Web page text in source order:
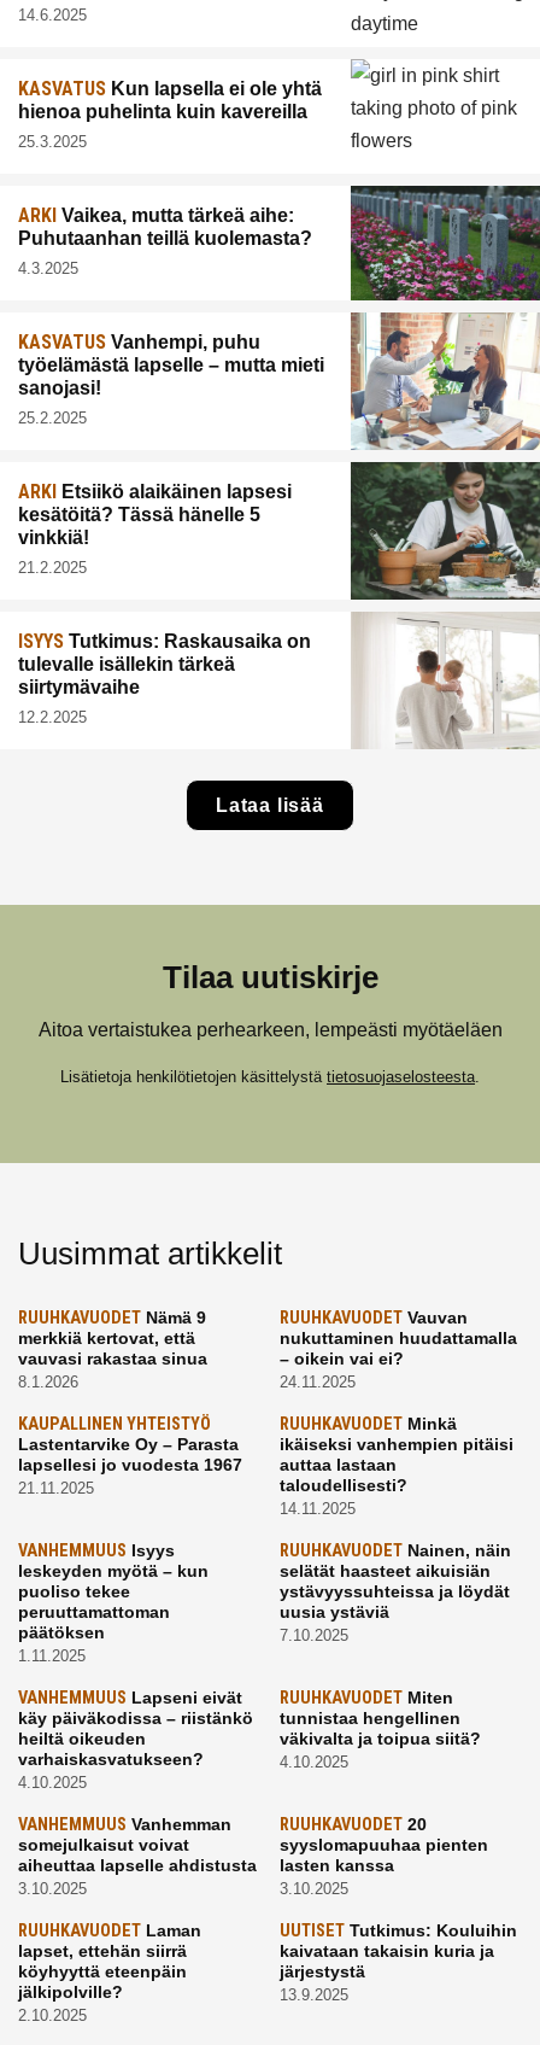
14.6.2025
KASVATUS Kun lapsella ei ole yhtä
hienoa puhelinta kuin kavereilla
25.3.2025
ARKI Vaikea, mutta tärkeä aihe:
Puhutaanhan teillä kuolemasta?
4.3.2025
KASVATUS Vanhempi, puhu
työelämästä lapselle – mutta mieti
sanojasi!
25.2.2025
ARKI
Etsiikö alaikäinen lapsesi
kesätöitä? Tässä hänelle 5
vinkkiä!
21.2.2025
ISYYS Tutkimus: Raskausaika on
tulevalle isällekin tärkeä
siirtymävaihe
12.2.2025
Lataa lisää
Tilaa uutiskirje
Aitoa vertaistukea perhearkeen, lempeästi myötäeläen
Lisätietoja henkilötietojen käsittelystä tietosuojaselosteesta
Uusimmat artikkelit
RUUHKAVUODET Nämä 9
merkkiä kertovat, että
vauvasi rakastaa sinua
8.1.2026
RUUHKAVUODETVauvan
nukuttaminen huudattamalla
– oikein vai ei?
24.11.2025
KAUPALLINEN YHTEISTYÖ
Lastentarvike Oy – Parasta
lapsellesi jo vuodesta 1967
21.11.2025
RUUHKAVUODETMinkä
ikäiseksi vanhempien pitäisi
auttaa lastaan
taloudellisesti?
14.11.2025
VANHEMMUUS Isyys
leskeyden myötä – kun
puoliso tekee
peruuttamattoman
päätöksen
1.11.2025
RUUHKAVUODETNainen, näin
selätät haasteet aikuisiän
ystävyyssuhteissa ja löydät
uusia ystäviä
7.10.2025
VANHEMMUUS Lapseni eivät
käy päiväkodissa – riistänkö
heiltä oikeuden
varhaiskasvatukseen?
4.10.2025
RUUHKAVUODETMiten
tunnistaa hengellinen
väkivalta ja toipua siitä?
4.10.2025
VANHEMMUUS Vanhemman
somejulkaisut voivat
aiheuttaa lapselle ahdistusta
3.10.2025
RUUHKAVUODET20
syyslomapuuhaa pienten
lasten kanssa
3.10.2025
RUUHKAVUODET Laman
lapset, ettehän siirrä
köyhyyttä eteenpäin
jälkipolville?
2.10.2025
UUTISETTutkimus: Kouluihin
kaivataan takaisin kuria ja
järjestystä
13.9.2025